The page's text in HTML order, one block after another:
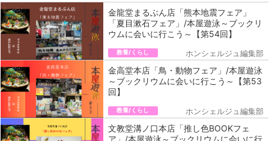
金龍堂まるぶん店「熊本地震フェア」
「夏目漱石フェア」/本屋遊泳～ブックリ
ウムに会いに行こう～【第54回】
教養/くらし ホンシェルジュ編集部
金高堂本店「鳥・動物フェア」/本屋遊泳
～ブックリウムに会いに行こう～【第53
回】
教養/くらし ホンシェルジュ編集部
文教堂溝ノ口本店「推し色BOOKフェ